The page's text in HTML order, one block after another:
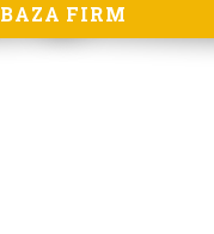
BAZA FIRM